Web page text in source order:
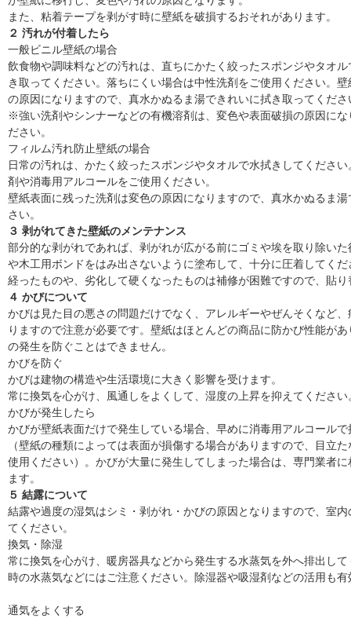
また、粘着テープを剥がす時に壁紙を破損するおそれがあります。
２ 汚れが付着したら
一般ビニル壁紙の場合
飲食物や調味料などの汚れは、直ちにかたく絞ったスポンジやタオ
き取ってください。落ちにくい場合は中性洗剤をご使用ください。
の原因になりますので、真水かぬるま湯できれいに拭き取ってくださ
※強い洗剤やシンナーなどの有機溶剤は、変色や表面破損の原因に
ださい。
フィルム汚れ防止壁紙の場合
日常の汚れは、かたく絞ったスポンジやタオルで水拭きしてくださ
剤や消毒用アルコールをご使用ください。
壁紙表面に残った洗剤は変色の原因になりますので、真水かぬるま
さい。
３ 剥がれてきた壁紙のメンテナンス
部分的な剥がれであれば、剥がれが広がる前にゴミや埃を取り除い
や木工用ボンドをはみ出さないように塗布して、十分に圧着してく
経ったものや、劣化して硬くなったものは補修が困難ですので、貼
４ かびについて
かびは見た目の悪さの問題だけでなく、アレルギーやぜんそくなど
りますので注意が必要です。壁紙はほとんどの商品に防かび性能が
の発生を防ぐことはできません。
かびを防ぐ
かびは建物の構造や生活環境に大きく影響を受けます。
常に換気を心がけ、風通しをよくして、湿度の上昇を抑えてください
かびが発生したら
かびが壁紙表面だけで発生している場合、早めに消毒用アルコール
（壁紙の種類によっては表面が損傷する場合がありますので、目立
使用ください）。かびが大量に発生してしまった場合は、専門業者
ます。
５ 結露について
結露や過度の湿気はシミ・剥がれ・かびの原因となりますので、室
てください。
換気・除湿
常に換気を心がけ、暖房器具などから発生する水蒸気を外へ排出し
時の水蒸気などにはご注意ください。除湿器や吸湿剤などの活用も有
通気をよくする